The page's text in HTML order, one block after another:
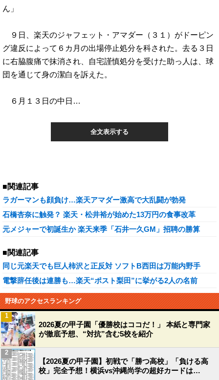
ん」
９日、楽天のジャフェット・アマダー（３１）がドーピン
グ違反によって６カ月の出場停止処分を科された。去る３日
に右脇腹痛で抹消され、自宅謹慎処分を受けた助っ人は、球
団を通じて身の潔白を訴えた。
６月１３日の中日…
全文表示する
■関連記事
ラガーマンも顔負け…楽天アマダー激高で大乱闘が勃発
石橋杏奈に触発？ 楽天・松井裕が始めた13万円の食事改革
元メジャーで初誕生か 楽天来季「石井一久GM」招聘の勝算
■関連記事
同じ元楽天でも巨人柿沢と正反対 ソフトB西田は万能内野手
電撃辞任後は連勝も…楽天“ポスト梨田”に挙がる2人の名前
野球のアクセスランキング
2026夏の甲子園「優勝校はココだ！」 本紙と専門家
が徹底予想、“対抗”含む5校を紹介
1
【2026夏の甲子園】初戦で「勝つ高校」「負ける高
校」完全予想！横浜vs沖縄尚学の超好カードは…
2